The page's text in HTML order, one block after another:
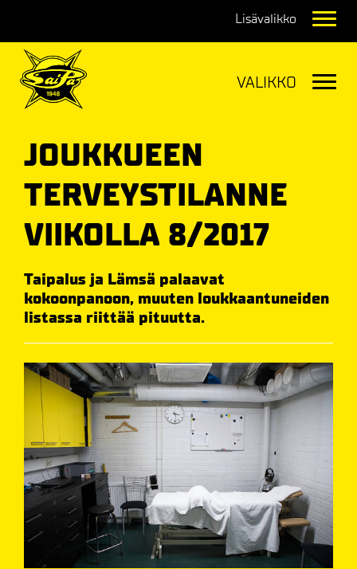
JOUKKUEEN
TERVEYSTILANNE
VIIKOLLA 8/2017
Taipalus ja Lämsä palaavat
kokoonpanoon, muuten loukkaantuneiden
listassa riittää pituutta.